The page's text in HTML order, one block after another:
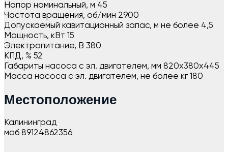
Напор номинальный, м 45
Частота вращения, об/мин 2900
Допускаемый кавитационный запас, м не более 4,5
Мощность, кВт 15
Электропитание, В 380
КПД, % 52
Габариты насоса с эл. двигателем, мм 820х380х445
Масса насоса с эл. двигателем, не более кг 180
Местоположение
Калининград
моб 89124862356